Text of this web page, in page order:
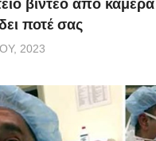
βίντεο από
ποτέ σας
2023